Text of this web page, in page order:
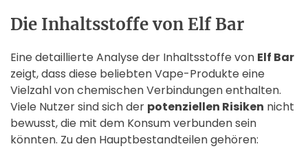
Die Inhaltsstoffe von Elf Bar
Eine detaillierte Analyse der Inhaltsstoffe von Elf Bar
zeigt, dass diese beliebten Vape-Produkte eine
Vielzahl von chemischen Verbindungen enthalten.
Viele Nutzer sind sich der potenziellen Risiken nicht
bewusst, die mit dem Konsum verbunden sein
könnten. Zu den Hauptbestandteilen gehören: